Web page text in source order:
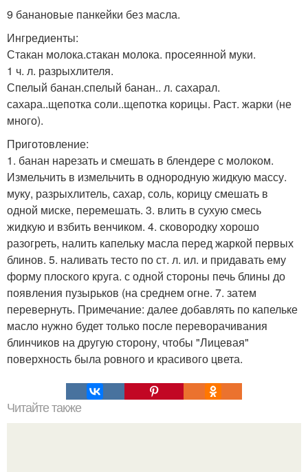
9 банановые панкейки без масла.
Ингредиенты:
Стакан молока.стакан молока. просеянной муки.
1 ч. л. разрыхлителя.
Спелый банан.спелый банан.. л. сахарал.
сахара..щепотка соли..щепотка корицы. Раст. жарки (не
много).
Приготовление:
1. банан нарезать и смешать в блендере с молоком.
Измельчить в измельчить в однородную жидкую массу.
муку, разрыхлитель, сахар, соль, корицу смешать в
одной миске, перемешать. 3. влить в сухую смесь
жидкую и взбить венчиком. 4. сковородку хорошо
разогреть, налить капельку масла перед жаркой первых
блинов. 5. наливать тесто по ст. л. ил. и придавать ему
форму плоского круга. с одной стороны печь блины до
появления пузырьков (на среднем огне. 7. затем
перевернуть. Примечание: далее добавлять по капельке
масло нужно будет только после переворачивания
блинчиков на другую сторону, чтобы "Лицевая"
поверхность была ровного и красивого цвета.
Читайте также